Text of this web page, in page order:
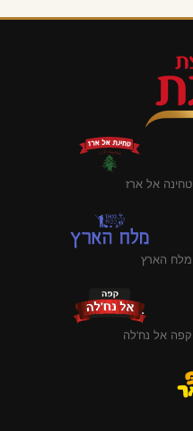
טחינה אל ארז
מלח הארץ
קפה אל נח'לה